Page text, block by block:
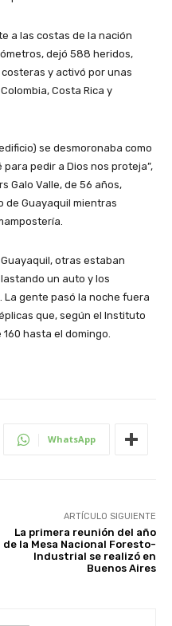
a las costas de la nación
dejó 588 heridos,
y activó por unas
Costa Rica y
se desmoronaba como
pedir a Dios nos proteja”,
Galo Valle, de 56 años,
de Guayaquil mientras
otras estaban
un auto y los
gente pasó la noche fuera
que, según el Instituto
hasta el domingo.
WhatsApp
ARTÍCULO SIGUIENTE
La primera reunión del año
de la Mesa Nacional Foresto-
Industrial se realizó en
Buenos Aires